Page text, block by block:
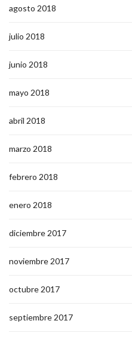
agosto 2018
julio 2018
junio 2018
mayo 2018
abril 2018
marzo 2018
febrero 2018
enero 2018
diciembre 2017
noviembre 2017
octubre 2017
septiembre 2017